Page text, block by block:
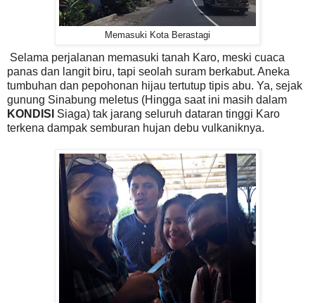
Memasuki Kota Berastagi
Selama perjalanan memasuki tanah Karo, meski cuaca
panas dan langit biru, tapi seolah suram berkabut. Aneka
tumbuhan dan pepohonan hijau tertutup tipis abu. Ya, sejak
gunung Sinabung meletus (Hingga saat ini masih dalam
KONDISI Siaga) tak jarang seluruh dataran tinggi Karo
terkena dampak semburan hujan debu vulkaniknya.